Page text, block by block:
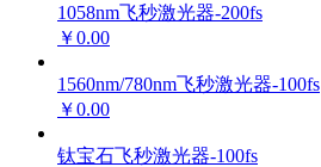
1058nm飞秒激光器-200fs
￥0.00
1560nm/780nm飞秒激光器-100fs
￥0.00
钛宝石飞秒激光器-100fs